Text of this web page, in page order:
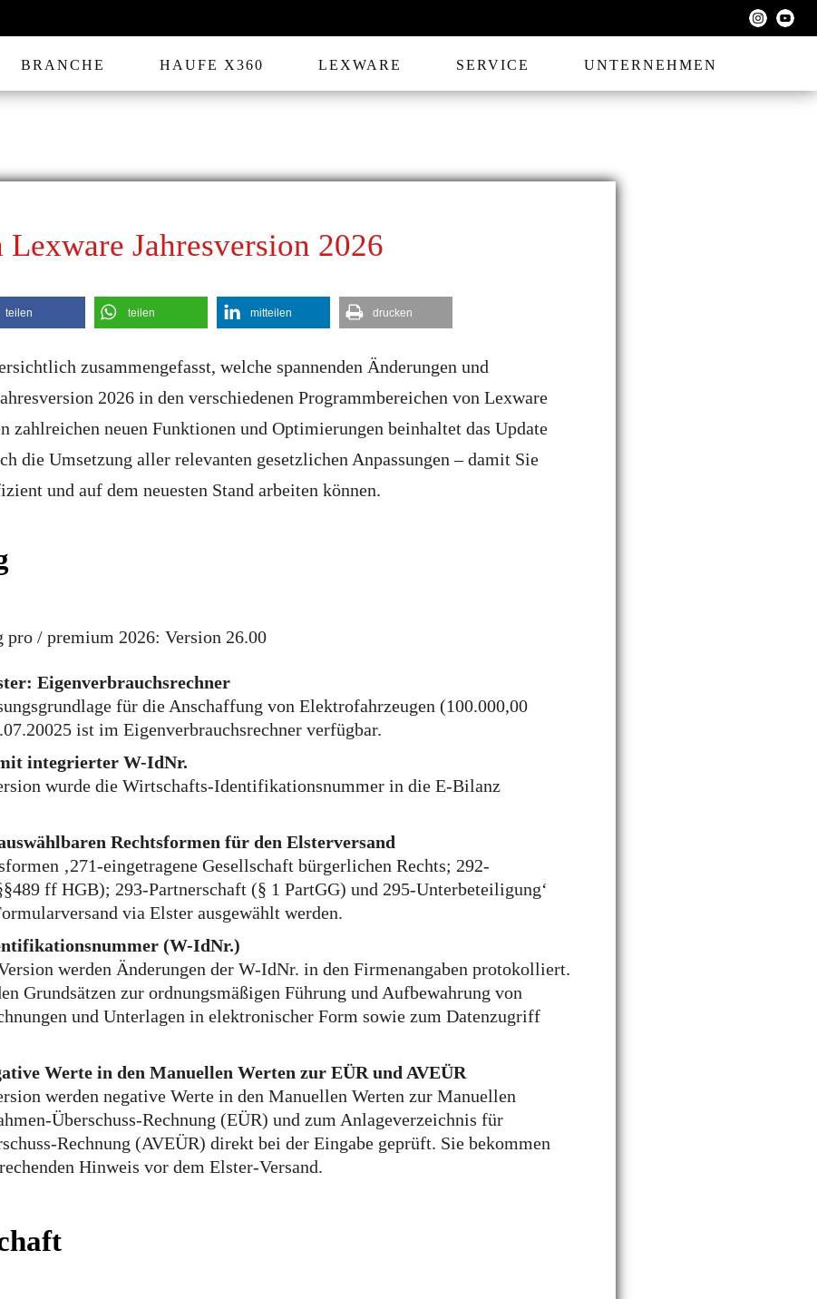
BRANCHE HAUFE X360 LEXWARE SERVICE UNTERNEHMEN
Lexware Jahresversion 2026
teilen teilen mitteilen drucken
zusammengefasst, welche spannenden Änderungen und
2026 in den verschiedenen Programmbereichen von Lexware
zahlreichen neuen Funktionen und Optimierungen beinhaltet das Update
die Umsetzung aller relevanten gesetzlichen Anpassungen – damit Sie
und auf dem neuesten Stand arbeiten können.
pro / premium 2026: Version 26.00
Eigenverbrauchsrechner
für die Anschaffung von Elektrofahrzeugen (100.000,00
ist im Eigenverbrauchsrechner verfügbar.
integrierter W-IdNr.
wurde die Wirtschafts-Identifikationsnummer in die E-Bilanz
Rechtsformen für den Elsterversand
‚271-eingetragene Gesellschaft bürgerlichen Rechts; 292-
ff HGB); 293-Partnerschaft (§ 1 PartGG) und 295-Unterbeteiligung‘
via Elster ausgewählt werden.
(W-IdNr.)
werden Änderungen der W-IdNr. in den Firmenangaben protokolliert.
Grundsätzen zur ordnungsmäßigen Führung und Aufbewahrung von
und Unterlagen in elektronischer Form sowie zum Datenzugriff
Werte in den Manuellen Werten zur EÜR und AVEÜR
werden negative Werte in den Manuellen Werten zur Manuellen
Überschuss-Rechnung (EÜR) und zum Anlageverzeichnis für
Rechnung (AVEÜR) direkt bei der Eingabe geprüft. Sie bekommen
Hinweis vor dem Elster-Versand.